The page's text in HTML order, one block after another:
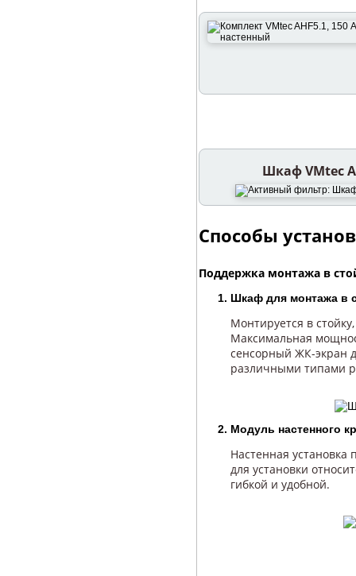
Шкаф VMtec
Способы
Поддержка монтажа в
Шкаф для монтажа в
Монтируется в
Максимальная
сенсорный ЖК-экран
различными типами
Модуль настенного
Настенная установка
для установки
гибкой и удобной.